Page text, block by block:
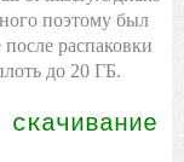
поэтому был
после распаковки
до 20 ГБ.